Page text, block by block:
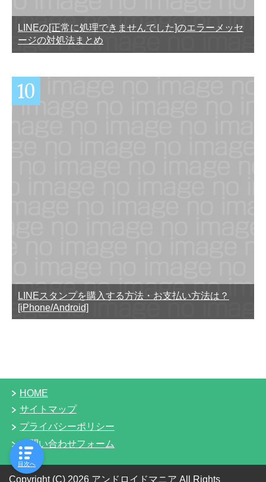
LINEの[正常に処理できませんでした]のエラーメッセ
ージの対処法まとめ
LINEスタンプを購入する方法・お支払い方法は？
[iPhone/Android]
HOME
サイトマップ
プライバシーポリシー
お問い合わせフォーム
Copyright (C) 2026 アンドロイドマニア All Rights
目次へ